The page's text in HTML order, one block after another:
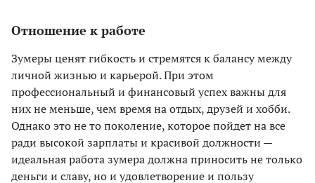
Отношение к работе
Зумеры ценят гибкость и стремятся к балансу между
личной жизнью и карьерой. При этом
профессиональный и финансовый успех важны для
них не меньше, чем время на отдых, друзей и хобби.
Однако это не то поколение, которое пойдет на все
ради высокой зарплаты и красивой должности —
идеальная работа зумера должна приносить не только
деньги и славу, но и удовлетворение и пользу